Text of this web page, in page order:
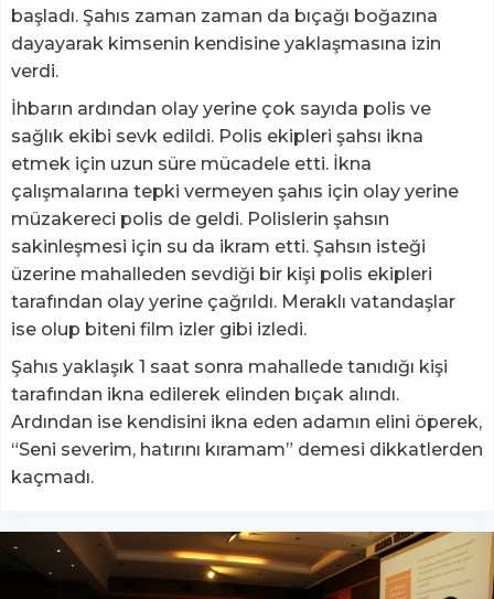
başladı. Şahıs zaman zaman da bıçağı boğazına
dayayarak kimsenin kendisine yaklaşmasına izin
verdi.
İhbarın ardından olay yerine çok sayıda polis ve
sağlık ekibi sevk edildi. Polis ekipleri şahsı ikna
etmek için uzun süre mücadele etti. İkna
çalışmalarına tepki vermeyen şahıs için olay yerine
müzakereci polis de geldi. Polislerin şahsın
sakinleşmesi için su da ikram etti. Şahsın isteği
üzerine mahalleden sevdiği bir kişi polis ekipleri
tarafından olay yerine çağrıldı. Meraklı vatandaşlar
ise olup biteni film izler gibi izledi.
Şahıs yaklaşık 1 saat sonra mahallede tanıdığı kişi
tarafından ikna edilerek elinden bıçak alındı.
Ardından ise kendisini ikna eden adamın elini öperek,
“Seni severim, hatırını kıramam” demesi dikkatlerden
kaçmadı.